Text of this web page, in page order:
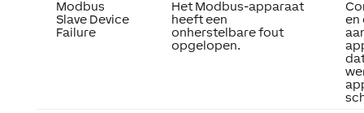
Modbus
Slave Device
Failure
Het Modbus-apparaat
heeft een
onherstelbare fout
opgelopen.
en